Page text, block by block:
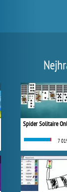
Spider Solitaire
7